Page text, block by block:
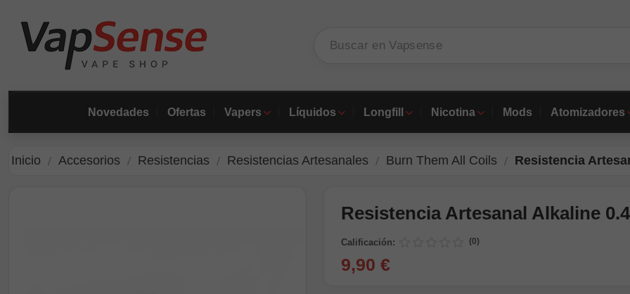
Novedades Ofertas Vapers Líquidos Longfill Nicotina Mods Atomizadores
Inicio Accesorios Resistencias Resistencias Artesanales Burn Them All Coils Resistencia
Resistencia Artesanal Alkaline
Calificación: (0)
9,90 €